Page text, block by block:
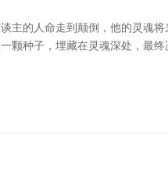
主的人命走到颠倒，他的灵魂
种子，埋藏在灵魂深处，最终